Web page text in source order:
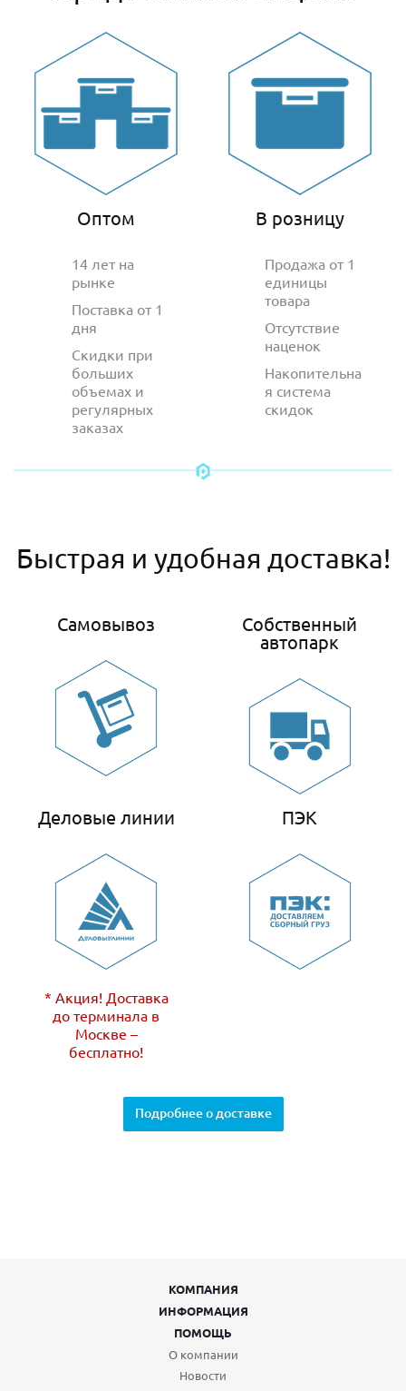
Оптом
14 лет на
рынке
Поставка от 1
дня
Скидки при
больших
объемах и
регулярных
заказах
В розницу
Продажа от 1
единицы
товара
Отсутствие
наценок
Накопительна
я система
скидок
Быстрая и удобная доставка!
Самовывоз
Собственный
автопарк
Деловые линии
* Акция! Доставка
до терминала в
Москве –
бесплатно!
ПЭК
Подробнее о доставке
КОМПАНИЯ
ИНФОРМАЦИЯ
ПОМОЩЬ
О компании
Новости